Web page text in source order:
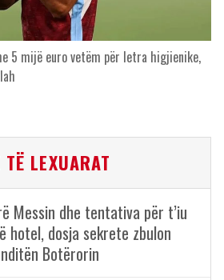
5 mijë euro vetëm për letra higjienike,
TË LEXUARAT
Messin dhe tentativa për t’iu
hotel, dosja sekrete zbulon
Botërorin